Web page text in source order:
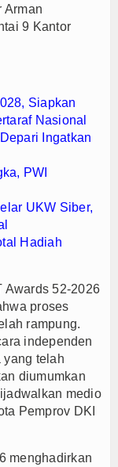
Arman
9 Kantor
Siapkan
Nasional
Ingatkan
PWI
UKW Siber,
Hadiah
Awards 52-2026
proses
rampung.
independen
yang telah
diumumkan
medio
Pemprov DKI
menghadirkan